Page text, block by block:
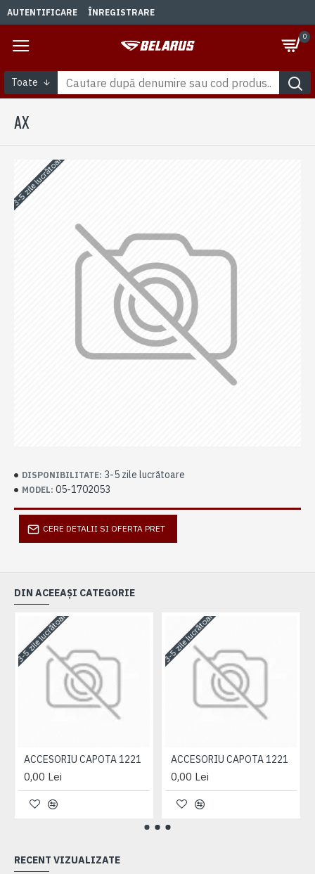
AUTENTIFICARE ÎNREGISTRARE
0
Toate
AX
3-5 zile lucrătoare
DISPONIBILITATE: 3-5 zile lucrătoare
MODEL: 05-1702053
CERE DETALII SI OFERTA PRET
DIN ACEEAȘI CATEGORIE
3-5 zile lucrătoare
ACCESORIU CAPOTA 1221
0,00 Lei
3-5 zile lucrătoare
ACCESORIU CAPOTA 1221
0,00 Lei
RECENT VIZUALIZATE